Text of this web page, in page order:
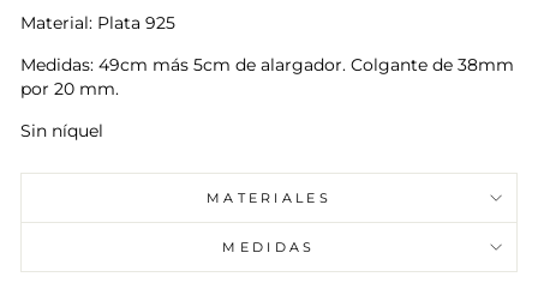
Material: Plata 925
Medidas: 49cm más 5cm de alargador. Colgante de 38mm
por 20 mm.
Sin níquel
MATERIALES
MEDIDAS